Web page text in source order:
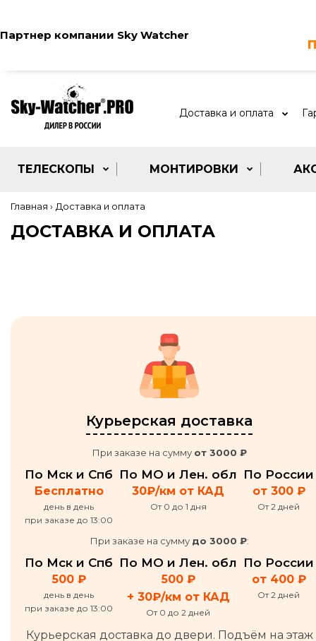
Партнер компании Sky Watcher
Доставка и оплата
ТЕЛЕСКОПЫ МОНТИРОВКИ
Главная Доставка и оплата
ДОСТАВКА И ОПЛАТА
Курьерская доставка
При заказе на сумму от 3000 ₽
По Мск и Спб
Бесплатно
день в день
при заказе до 13:00
По МО и Лен. обл
30₽/км от КАД
От 0 до 1 дня
По России
от 300 ₽
От 2 дней
При заказе на сумму до 3000 ₽:
По Мск и Спб
500 ₽
день в день
при заказе до 13:00
По МО и Лен. обл
500 ₽
+ 30₽/км от КАД
От 0 до 2 дней
По России
от 400 ₽
От 2 дней
Курьерская доставка до двери. Подъём на этаж